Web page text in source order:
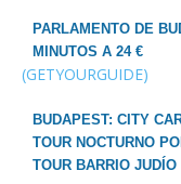
PARLAMENTO DE
MINUTOS A 24 €
(GETYOURGUIDE)
BUDAPEST: CITY
TOUR NOCTURNO
TOUR BARRIO